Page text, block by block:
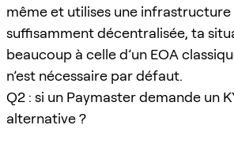
même et utilises une infrastructure
suffisamment décentralisée, ta
beaucoup à celle d’un EOA
n’est nécessaire par défaut.
Q2 : si un Paymaster demande un
alternative ?